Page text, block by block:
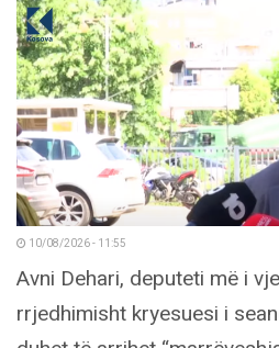
10/08/2026 - 11:55
Avni Dehari, deputeti më i
rrjedhimisht kryesuesi i